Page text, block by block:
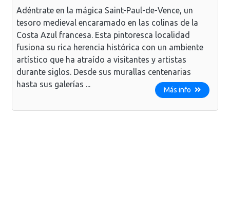
Adéntrate en la mágica Saint-Paul-de-Vence, un
tesoro medieval encaramado en las colinas de la
Costa Azul francesa. Esta pintoresca localidad
fusiona su rica herencia histórica con un ambiente
artístico que ha atraído a visitantes y artistas
durante siglos. Desde sus murallas centenarias
hasta sus galerías ...
Más info